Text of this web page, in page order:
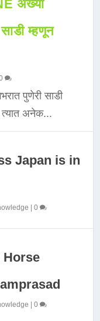
अख्या
म्हणून
पुणेरी साडी
अनेक...
Japan is in
|0
Horse
|0